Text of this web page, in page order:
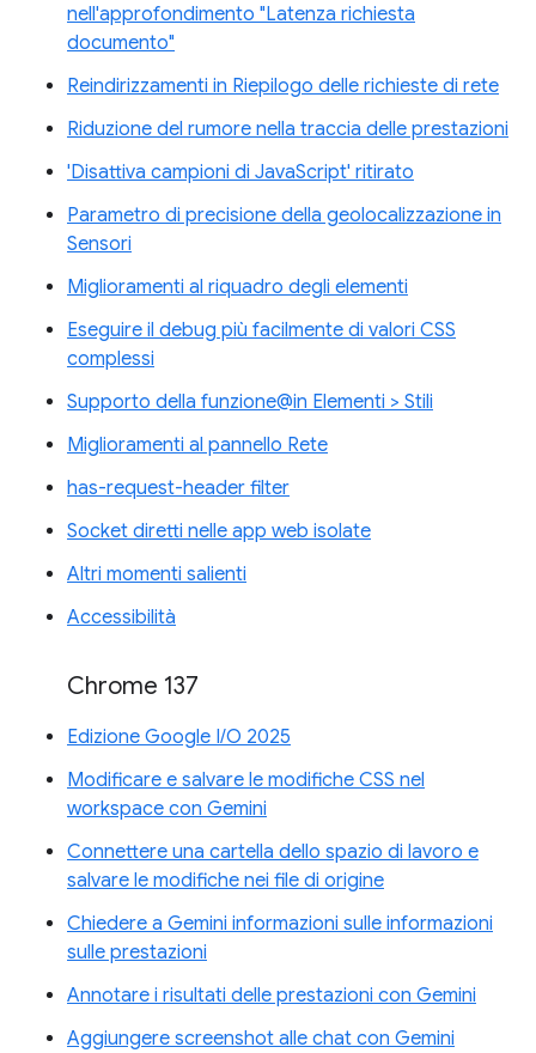
nell'approfondimento "Latenza richiesta
documento"
Reindirizzamenti in Riepilogo delle richieste di rete
Riduzione del rumore nella traccia delle prestazioni
'Disattiva campioni di JavaScript' ritirato
Parametro di precisione della geolocalizzazione in
Sensori
Miglioramenti al riquadro degli elementi
Eseguire il debug più facilmente di valori CSS
complessi
Supporto della funzione@in Elementi > Stili
Miglioramenti al pannello Rete
has-request-header filter
Socket diretti nelle app web isolate
Altri momenti salienti
Accessibilità
Chrome 137
Edizione Google I/O 2025
Modificare e salvare le modifiche CSS nel
workspace con Gemini
Connettere una cartella dello spazio di lavoro e
salvare le modifiche nei file di origine
Chiedere a Gemini informazioni sulle informazioni
sulle prestazioni
Annotare i risultati delle prestazioni con Gemini
Aggiungere screenshot alle chat con Gemini